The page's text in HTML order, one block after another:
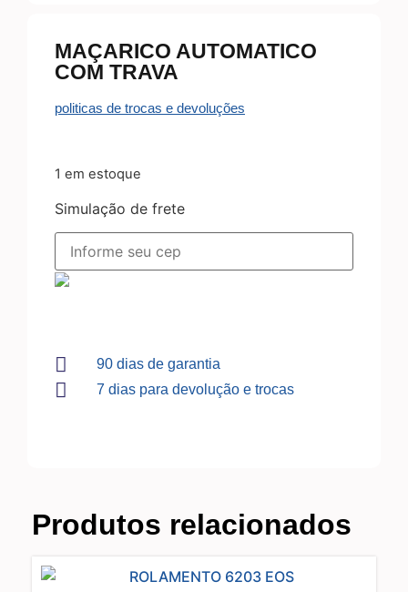
MAÇARICO AUTOMATICO
COM TRAVA
politicas de trocas e devoluções
1 em estoque
Simulação de frete
90 dias de garantia
7 dias para devolução e trocas
Produtos relacionados